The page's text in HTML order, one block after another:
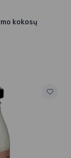
kokosų